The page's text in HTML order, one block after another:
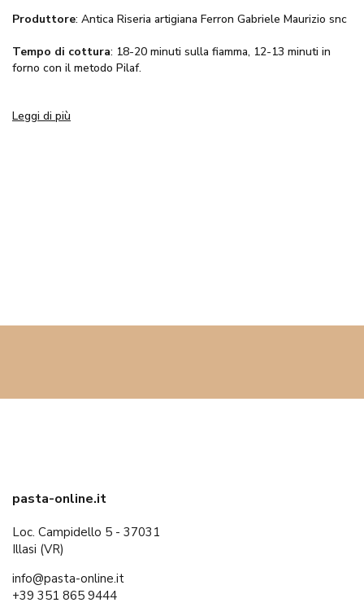
Produttore: Antica Riseria artigiana Ferron Gabriele Maurizio snc
Tempo di cottura: 18-20 minuti sulla fiamma, 12-13 minuti in
forno con il metodo Pilaf.
Leggi di più
pasta-online.it
Loc. Campidello 5 - 37031
Illasi (VR)
info@pasta-online.it
+39 351 865 9444